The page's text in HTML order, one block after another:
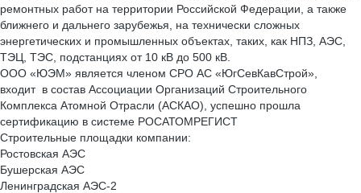
ремонтных работ на территории Российской Федерации, а также
ближнего и дальнего зарубежья, на технически сложных
энергетических и промышленных объектах, таких, как НПЗ, АЭС,
ТЭЦ, ТЭС, подстанциях от 10 кВ до 500 кВ.
ООО «ЮЭМ» является членом СРО АС «ЮгСевКавСтрой»,
входит в состав Ассоциации Организаций Строительного
Комплекса Атомной Отрасли (АСКАО), успешно прошла
сертификацию в системе РОСАТОМРЕГИСТ
Строительные площадки компании:
Ростовская АЭС
Бушерская АЭС
Ленинградская АЭС-2